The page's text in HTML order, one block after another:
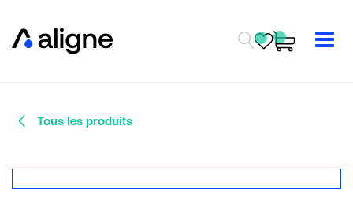
Tous les produits